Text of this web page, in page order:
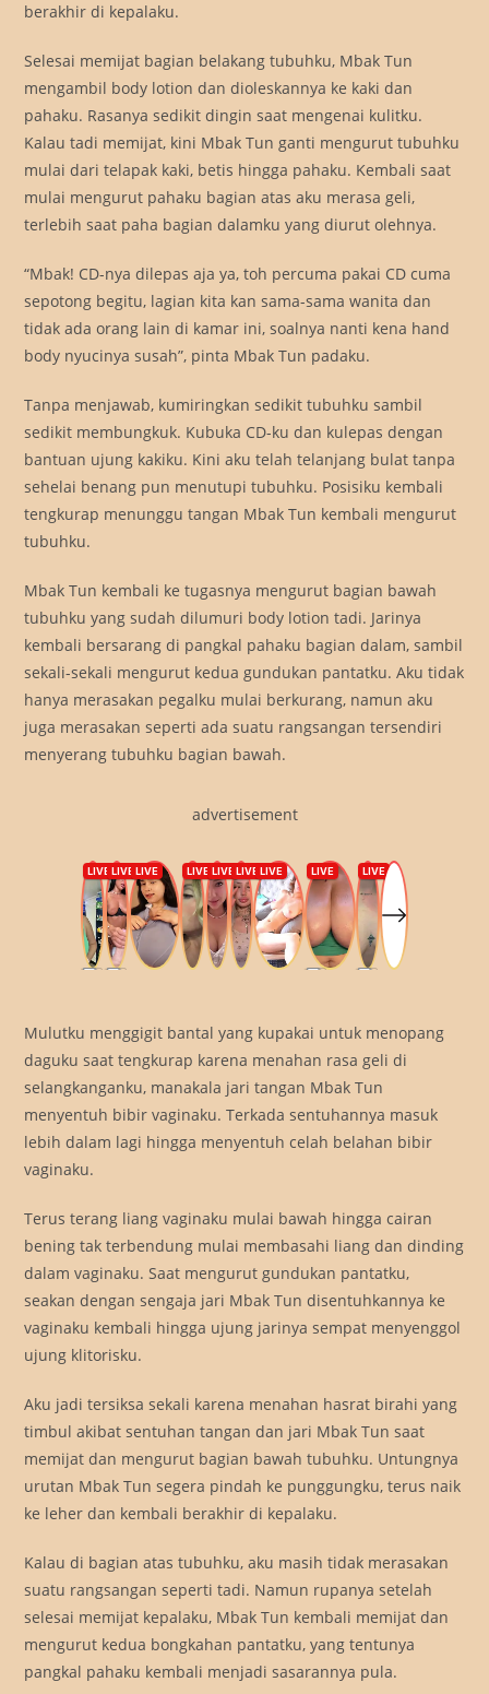
berakhir di kepalaku.
Selesai memijat bagian belakang tubuhku, Mbak Tun
mengambil body lotion dan dioleskannya ke kaki dan
pahaku. Rasanya sedikit dingin saat mengenai kulitku.
Kalau tadi memijat, kini Mbak Tun ganti mengurut tubuhku
mulai dari telapak kaki, betis hingga pahaku. Kembali saat
mulai mengurut pahaku bagian atas aku merasa geli,
terlebih saat paha bagian dalamku yang diurut olehnya.
“Mbak! CD-nya dilepas aja ya, toh percuma pakai CD cuma
sepotong begitu, lagian kita kan sama-sama wanita dan
tidak ada orang lain di kamar ini, soalnya nanti kena hand
body nyucinya susah”, pinta Mbak Tun padaku.
Tanpa menjawab, kumiringkan sedikit tubuhku sambil
sedikit membungkuk. Kubuka CD-ku dan kulepas dengan
bantuan ujung kakiku. Kini aku telah telanjang bulat tanpa
sehelai benang pun menutupi tubuhku. Posisiku kembali
tengkurap menunggu tangan Mbak Tun kembali mengurut
tubuhku.
Mbak Tun kembali ke tugasnya mengurut bagian bawah
tubuhku yang sudah dilumuri body lotion tadi. Jarinya
kembali bersarang di pangkal pahaku bagian dalam, sambil
sekali-sekali mengurut kedua gundukan pantatku. Aku tidak
hanya merasakan pegalku mulai berkurang, namun aku
juga merasakan seperti ada suatu rangsangan tersendiri
menyerang tubuhku bagian bawah.
advertisement
Mulutku menggigit bantal yang kupakai untuk menopang
daguku saat tengkurap karena menahan rasa geli di
selangkanganku, manakala jari tangan Mbak Tun
menyentuh bibir vaginaku. Terkada sentuhannya masuk
lebih dalam lagi hingga menyentuh celah belahan bibir
vaginaku.
Terus terang liang vaginaku mulai bawah hingga cairan
bening tak terbendung mulai membasahi liang dan dinding
dalam vaginaku. Saat mengurut gundukan pantatku,
seakan dengan sengaja jari Mbak Tun disentuhkannya ke
vaginaku kembali hingga ujung jarinya sempat menyenggol
ujung klitorisku.
Aku jadi tersiksa sekali karena menahan hasrat birahi yang
timbul akibat sentuhan tangan dan jari Mbak Tun saat
memijat dan mengurut bagian bawah tubuhku. Untungnya
urutan Mbak Tun segera pindah ke punggungku, terus naik
ke leher dan kembali berakhir di kepalaku.
Kalau di bagian atas tubuhku, aku masih tidak merasakan
suatu rangsangan seperti tadi. Namun rupanya setelah
selesai memijat kepalaku, Mbak Tun kembali memijat dan
mengurut kedua bongkahan pantatku, yang tentunya
pangkal pahaku kembali menjadi sasarannya pula.